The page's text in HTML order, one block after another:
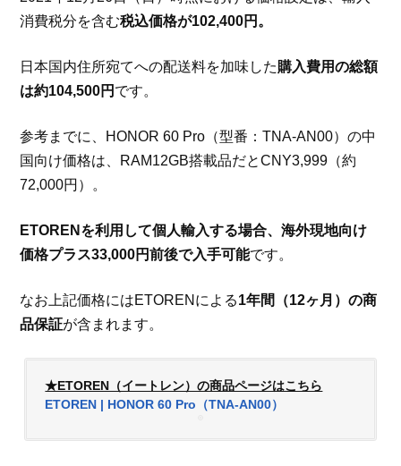
消費税分を含む税込価格が102,400円。
日本国内住所宛てへの配送料を加味した購入費用の総額
は約104,500円 です。
参考までに、HONOR 60 Pro（型番：TNA-AN00）の中
国向け価格は、RAM12GB搭載品だとCNY3,999（約
72,000円）。
ETORENを利用して個人輸入する場合、海外現地向け
価格プラス33,000円前後で入手可能です。
なお上記価格にはETORENによる1年間（12ヶ月）の商
品保証が含まれます。
★ETOREN（イートレン）の商品ページはこちら
ETOREN | HONOR 60 Pro（TNA-AN00）